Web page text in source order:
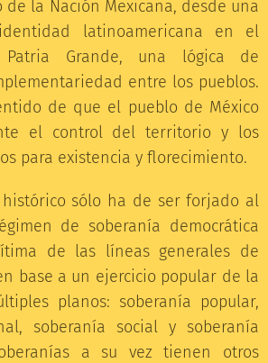
de la Nación Mexicana, desde una
latinoamericana en el
Grande, una lógica de
entre los pueblos.
de que el pueblo de México
el control del territorio y los
para existencia y florecimiento.
histórico sólo ha de ser forjado al
de soberanía democrática
de las líneas generales de
base a un ejercicio popular de la
planos: soberanía popular,
soberanía social y soberanía
a su vez tienen otros